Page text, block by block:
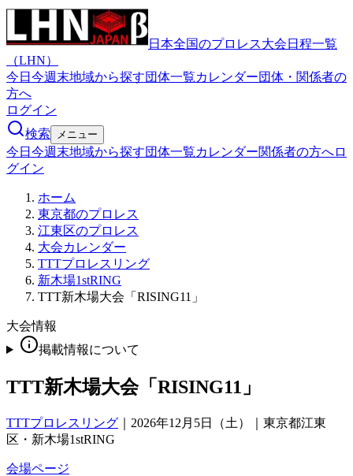
日本全国のプロレス大会日程一覧
（LHN）
今日 今週末地域から探す団体一覧カレンダー団体・関係者の
方へ
ログイン
検索
メニュー
今日 今週末地域から探す団体一覧カレンダー関係者の方へロ
グイン
ホーム
東京都のプロレス
江東区のプロレス
大会カレンダー
TTTプロレスリング
新木場1stRING
TTT新木場大会「RISING11」
大会情報
掲載情報について
TTT新木場大会「RISING11」
TTTプロレスリング
2026年12月5日（土）｜東京都江東
区・新木場1stRING
会場ページ